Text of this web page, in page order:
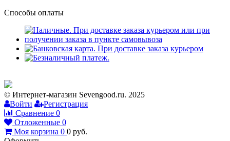
Способы оплаты
© Интернет-магазин Sevengood.ru. 2025
Войти
Регистрация
Сравнение 0
Отложенные 0
Моя корзина 0 0 руб.